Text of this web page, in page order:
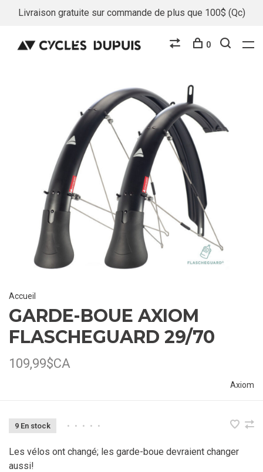
Livraison gratuite sur commande de plus que 100$ (Qc)
0
Accueil
GARDE-BOUE AXIOM
FLASCHEGUARD 29/70
109,99$CA
Axiom
9 En stock • • • • •
Les vélos ont changé; les garde-boue devraient changer
aussi!